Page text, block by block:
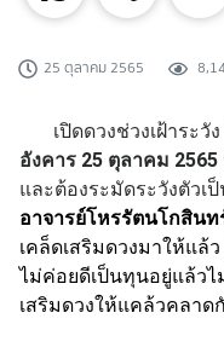
25 ตุลาคม 2565
เปิดดวงช่วงเฝ้าระวัง
อังคาร 25 ตุลาคม 2565
และต้องระมัดระวังตัวเ
อาจารย์โหรรัตนโกสินท
เคล็ดเสริมดวงมาให้แล้
ไม่ค่อยดีเป็นทุนอยู่แล้ว
เสริมดวงให้แคล้วคลาด